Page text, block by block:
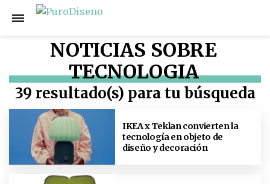
NOTICIAS SOBRE
TECNOLOGIA
39 resultado(s) para tu búsqueda
IKEA x Teklan convierten la
tecnología en objeto de
diseño y decoración